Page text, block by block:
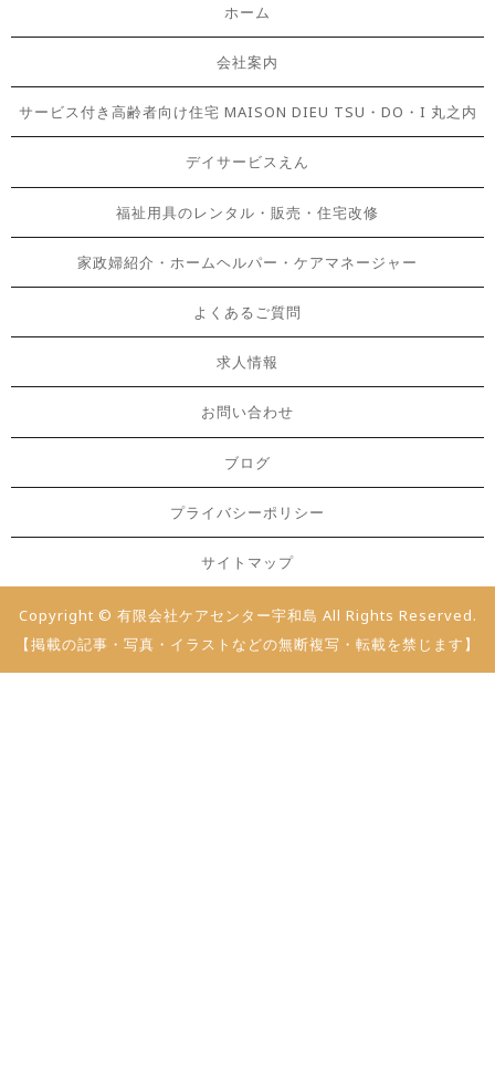
ホーム
会社案内
サービス付き高齢者向け住宅 MAISON DIEU TSU・DO・I 丸之内
デイサービスえん
福祉用具のレンタル・販売・住宅改修
家政婦紹介・ホームヘルパー・ケアマネージャー
よくあるご質問
求人情報
お問い合わせ
ブログ
プライバシーポリシー
サイトマップ
Copyright © 有限会社ケアセンター宇和島 All Rights Reserved.
【掲載の記事・写真・イラストなどの無断複写・転載を禁じます】